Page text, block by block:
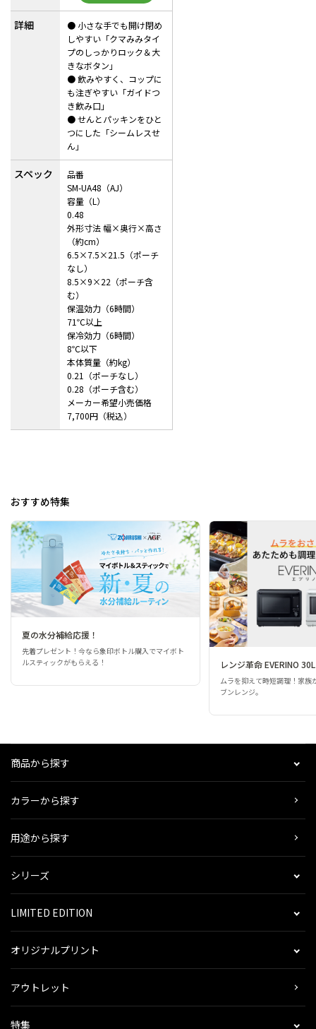
詳細
スペック
● 小さな手でも開け閉め
しやすい「クマみみタイ
プのしっかりロック＆大
きなボタン」
● 飲みやすく、コップに
も注ぎやすい「ガイドつ
き飲み口」
● せんとパッキンをひと
つにした「シームレスせ
ん」
品番
SM-UA48（AJ）
容量（L）
0.48
外形寸法 幅×奥行×高さ
（約cm）
6.5×7.5×21.5（ポーチ
なし）
8.5×9×22（ポーチ含
む）
保温効力（6時間）
71℃以上
保冷効力（6時間）
8℃以下
本体質量（約kg）
0.21（ポーチなし）
0.28（ポーチ含む）
メーカー希望小売価格
7,700円（税込）
おすすめ特集
夏の水分補給応援！
先着プレゼント！今なら象印ボトル購入でマイボト
ルスティックがもらえる！
レンジ革命 EVERINO 30L
ムラを抑えて時短調理！家族
ブンレンジ。
商品から探す
カラーから探す
用途から探す
シリーズ
LIMITED EDITION
オリジナルプリント
アウトレット
特集